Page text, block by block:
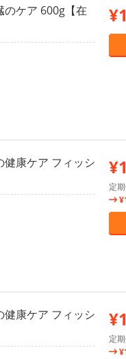
のケア 600g【在
康ケア フィッシ
定
康ケア フィッシ
定